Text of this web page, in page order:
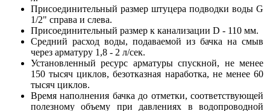
Присоединительный размер штуцера подводки воды G
1/2" справа и слева.
Присоединительный размер к канализации D - 110 мм.
Средний расход воды, подаваемой из бачка на смыв
через арматуру 1,8 - 2 л/сек.
Установленный ресурс арматуры спускной, не менее
150 тысяч циклов, безотказная наработка, не менее 60
тысяч циклов.
Время наполнения бачка до отметки, соответствующей
полезному объему при давлениях в водопроводной